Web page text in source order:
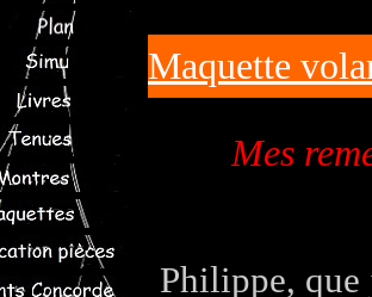
Maquette
Mes
Philippe,